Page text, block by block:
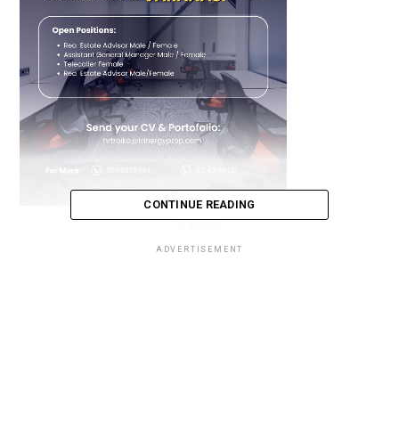
Loading...
CONTINUE READING
ADVERTISEMENT